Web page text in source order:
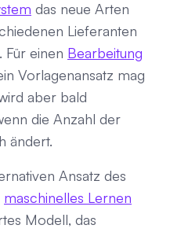
das neue Arten
Lieferanten
Für einen Bearbeitung
Vorlagenansatz mag
aber bald
die Anzahl der
ändert.
Ansatz des
maschinelles Lernen
Modell, das